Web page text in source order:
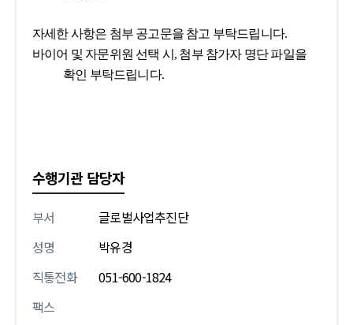
자세한 사항은 첨부 공고문을 참고 부탁드립니다.
바이어 및 자문위원 선택 시, 첨부 참가자 명단 파일을
확인 부탁드립니다.
수행기관 담당자
부서
글로벌사업추진단
성명
박유경
직통전화
051-600-1824
팩스